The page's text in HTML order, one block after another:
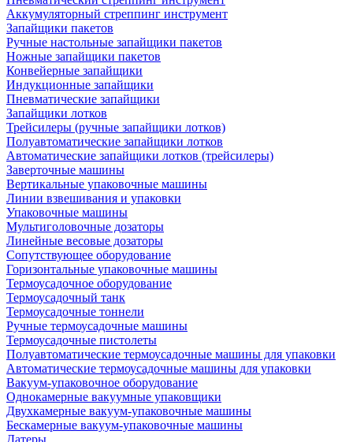
Аккумуляторный стреппинг инструмент
Запайщики пакетов
Ручные настольные запайщики пакетов
Ножные запайщики пакетов
Конвейерные запайщики
Индукционные запайщики
Пневматические запайщики
Запайщики лотков
Трейсилеры (ручные запайщики лотков)
Полуавтоматические запайщики лотков
Автоматические запайщики лотков (трейсилеры)
Заверточные машины
Вертикальные упаковочные машины
Линии взвешивания и упаковки
Упаковочные машины
Мультиголовочные дозаторы
Линейные весовые дозаторы
Сопутствующее оборудование
Горизонтальные упаковочные машины
Термоусадочное оборудование
Термоусадочный танк
Термоусадочные тоннели
Ручные термоусадочные машины
Термоусадочные пистолеты
Полуавтоматические термоусадочные машины для упаковки
Автоматические термоусадочные машины для упаковки
Вакуум-упаковочное оборудование
Однокамерные вакуумные упаковщики
Двухкамерные вакуум-упаковочные машины
Бескамерные вакуум-упаковочные машины
Датеры